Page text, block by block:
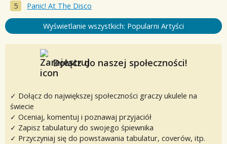
Panic! At The Disco
Wyświetlanie wszystkich: Popularni Artyści
Dołącz do naszej społeczności!
✓ Dołącz do największej społeczności graczy ukulele na
świecie
✓ Oceniaj, komentuj i poznawaj przyjaciół
✓ Zapisz tabulatury do swojego śpiewnika
✓ Przyczyniaj się do powstawania tabulatur, coverów, itp.